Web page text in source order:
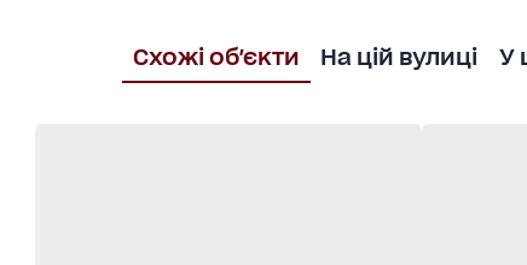
Схожі об'єкти На цій вулиці У